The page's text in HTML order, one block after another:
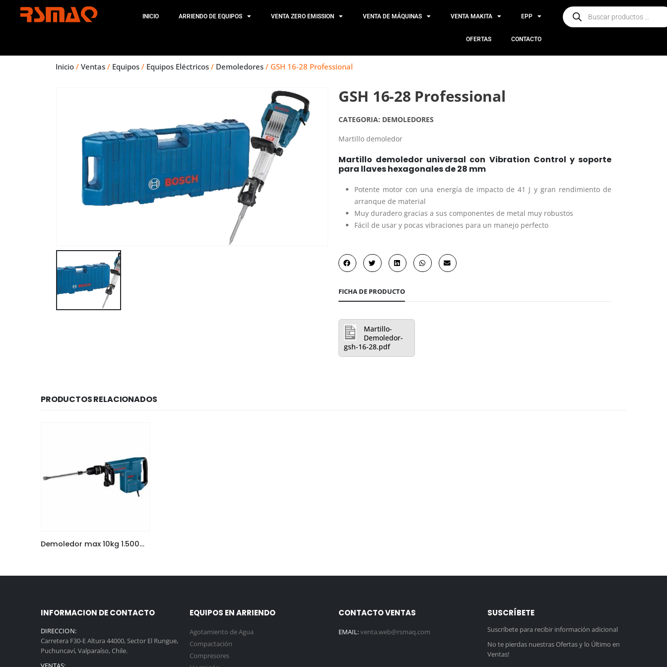
INICIO ARRIENDO DE EQUIPOS VENTA ZERO EMISSION VENTA DE MÁQUINAS VENTA MAKITA EPP
OFERTAS CONTACTO
Inicio / Ventas / Equipos / Equipos Eléctricos / Demoledores / GSH 16-28 Professional
GSH 16-28 Professional
CATEGORIA: DEMOLEDORES
Martillo demoledor
Martillo demoledor universal con Vibration Control y soporte
para llaves hexagonales de 28 mm
Potente motor con una energía de impacto de 41 J y gran rendimiento de
arranque de material
Muy duradero gracias a sus componentes de metal muy robustos
Fácil de usar y pocas vibraciones para un manejo perfecto
FICHA DE PRODUCTO
Martillo-
Demoledor-
gsh-16-28.pdf
PRODUCTOS RELACIONADOS
Demoledor max 10kg 1.500W Bosch GSH 11 E
INFORMACION DE CONTACTO
DIRECCION:
Carretera F30-E Altura 44000, Sector El Rungue,
Puchuncaví, Valparaíso, Chile.
EQUIPOS EN ARRIENDO
Agotamiento de Agua
Compactación
Compresores
CONTACTO VENTAS
EMAIL:venta.web@rsmaq.com
SUSCRÍBETE
Suscríbete para recibir información adicional
No te pierdas nuestras Ofertas y lo Último en
Ventas!